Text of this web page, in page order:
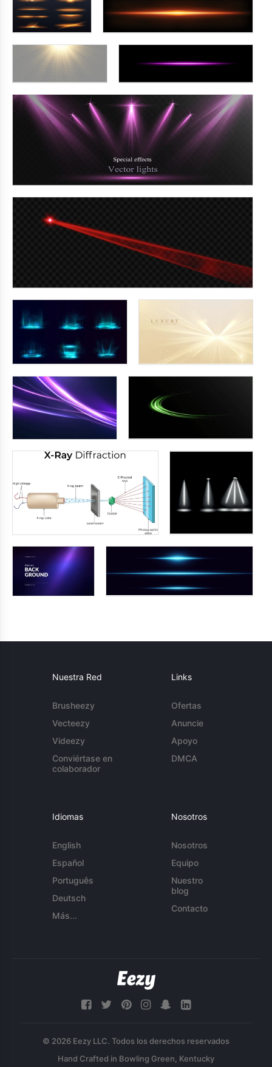
Nuestra Red
Brusheezy
Vecteezy
Videezy
Conviértase en
colaborador
Links
Ofertas
Anuncie
Apoyo
DMCA
Idiomas
English
Español
Português
Deutsch
Más...
Nosotros
Nosotros
Equipo
Nuestro
blog
Contacto
© 2026 Eezy LLC. Todos los derechos reservados